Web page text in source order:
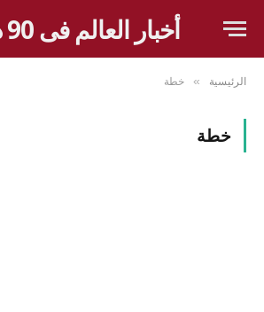
أخبار العالم فى 90 دقيقة
الرئيسية » خطة
خطة